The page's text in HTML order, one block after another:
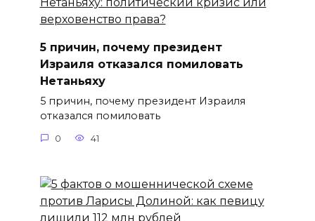
5 причин, почему президент
Израиля отказался помиловать
Нетаньяху
5 причин, почему президент Израиля
отказался помиловать
0 41